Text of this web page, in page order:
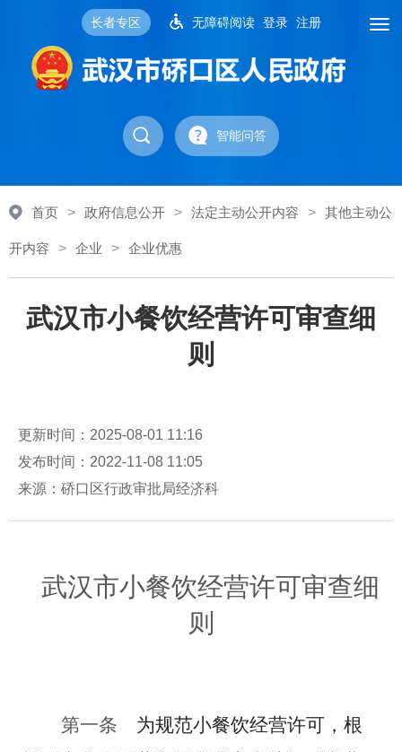
长者专区 无障碍阅读 登录 注册
智能问答
首页 > 政府信息公开 > 法定主动公开内容 > 其他主动公
开内容 > 企业 > 企业优惠
武汉市小餐饮经营许可审查细
则
更新时间：2025-08-01 11:16
发布时间：2022-11-08 11:05
来源：硚口区行政审批局经济科
武汉市小餐饮经营许可审查细
则
第一条
为规范小餐饮经营许可，根